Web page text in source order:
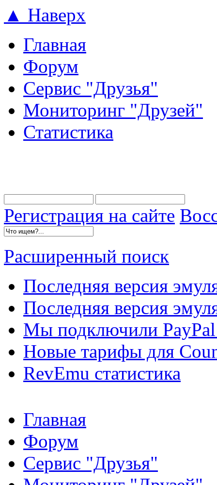
▲ Наверх
Главная
Форум
Сервис "Друзья"
Мониторинг "Друзей"
Статистика
Регистрация на сайте
Расширенный поиск
Последняя версия
Последняя версия
Мы подключили PayPal
Новые тарифы для
RevEmu статистика
Главная
Форум
Сервис "Друзья"